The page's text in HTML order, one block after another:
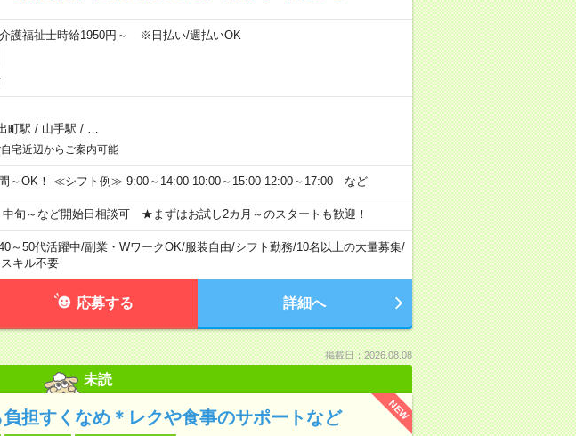
護福祉士時給1950円～ ※日払い/週払いOK
町駅 / 山手駅 /
宅近辺からご案内可能
～OK！ ≪シフト例≫ 9:00～14:00 10:00～15:00 12:00～17:00 など
中旬～など開始日相談可 ★まずはお試し2カ月～のスタートも歓迎！
～50代活躍中/副業・WワークOK/服装自由/シフト勤務/10名以上の大量募集/
キル不要
応募する 詳細へ
掲載日：2026.08.08
未読
NEW
負担すくなめ＊レクや食事のサポートなど